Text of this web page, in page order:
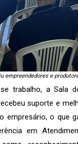
empreendedores e
trabalho, a Sala
suporte e
empresário, o que
em